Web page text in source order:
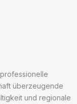
überzeugende
und regionale